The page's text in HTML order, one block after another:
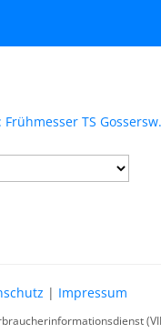
TS
| Impressum